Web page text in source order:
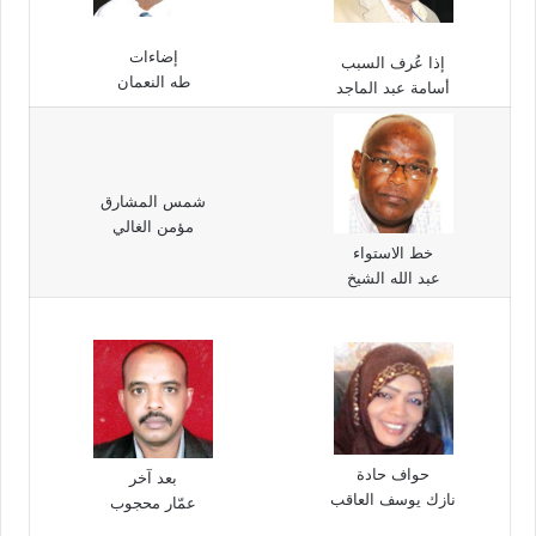
إذا عُرف السبب
أسامة عبد الماجد
إضاءات
طه النعمان
خط الاستواء
عبد الله الشيخ
شمس المشارق
مؤمن الغالي
حواف حادة
نازك يوسف العاقب
بعد آخر
عمّار محجوب